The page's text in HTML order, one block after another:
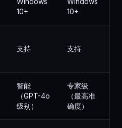
10+
10+
支持 支持
智能
（GPT-4o
级别）
专家级
（最高准
确度）